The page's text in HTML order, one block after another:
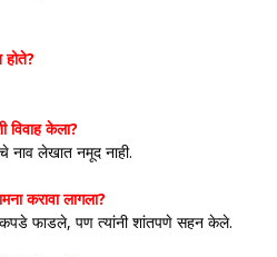
होते?
विवाह केला?
नाव लेखात नमूद नाही.
करावा लागला?
कपडे फाडले, पण त्यांनी शांतपणे सहन केले.